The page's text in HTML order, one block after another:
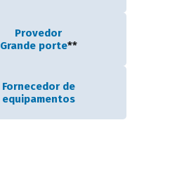
Provedor
Grande porte**
Fornecedor de
equipamentos